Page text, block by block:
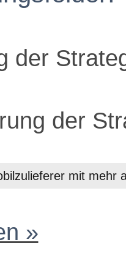
der
der
mit mehr
»